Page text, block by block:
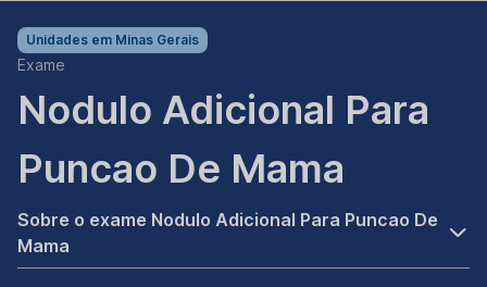
Unidades em Minas Gerais
Exame
Nodulo Adicional Para
Puncao De Mama
Sobre o exame Nodulo Adicional Para Puncao De
Mama